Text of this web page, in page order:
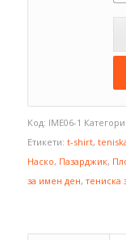
Код: IME06-1
Етикети: t-shirt,
Наско, Пазарджик,
за имен ден, тениска